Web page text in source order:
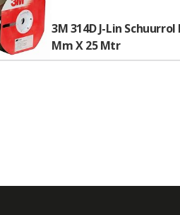
3M 314D J-Lin Schuurrol
Mm X 25 Mtr